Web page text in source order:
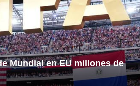
Mundial en EU millones de